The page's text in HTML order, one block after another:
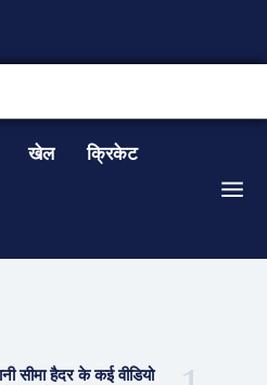
खेल क्रिकेट
सीमा हैदर के कई वीडियो